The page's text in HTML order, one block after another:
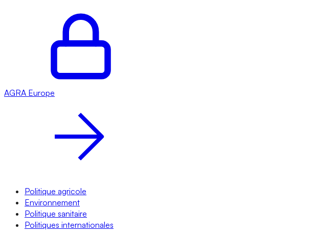
AGRA Europe
Politique agricole
Environnement
Politique sanitaire
Politiques internationales